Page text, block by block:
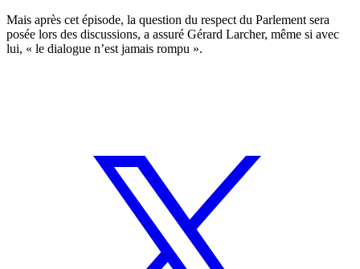
Mais après cet épisode, la question du respect du Parlement sera
posée lors des discussions, a assuré Gérard Larcher, même si avec
lui, « le dialogue n’est jamais rompu ».